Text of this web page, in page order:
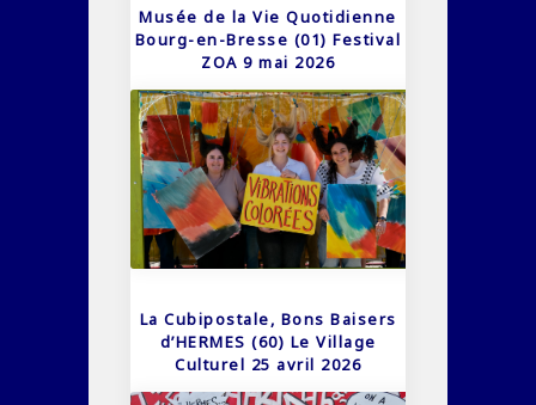
Musée de la Vie Quotidienne
Bourg-en-Bresse (01) Festival
ZOA 9 mai 2026
La Cubipostale, Bons Baisers
d’HERMES (60) Le Village
Culturel 25 avril 2026